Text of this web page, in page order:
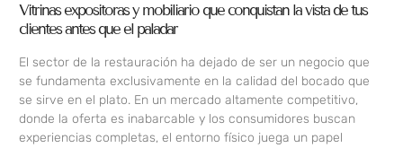
Vitrinas expositoras y mobiliario que conquistan la vista de tus
clientes antes que el paladar
El sector de la restauración ha dejado de ser un negocio que
se fundamenta exclusivamente en la calidad del bocado que
se sirve en el plato. En un mercado altamente competitivo,
donde la oferta es inabarcable y los consumidores buscan
experiencias completas, el entorno físico juega un papel